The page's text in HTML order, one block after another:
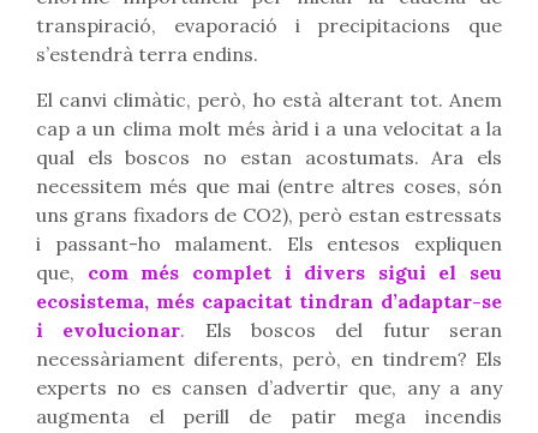
transpiració, evaporació i precipitacions que
s’estendrà terra endins.
El canvi climàtic, però, ho està alterant tot. Anem
cap a un clima molt més àrid i a una velocitat a la
qual els boscos no estan acostumats. Ara els
necessitem més que mai (entre altres coses, són
uns grans fixadors de CO2), però estan estressats
i passant-ho malament. Els entesos expliquen
que, com més complet i divers sigui el seu
ecosistema, més capacitat tindran d’adaptar-se
i evolucionar. Els boscos del futur seran
necessàriament diferents, però, en tindrem? Els
experts no es cansen d’advertir que, any a any
augmenta el perill de patir mega incendis